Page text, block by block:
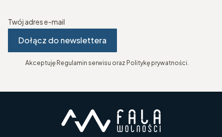
Twój adres e-mail
Dołącz do newslettera
Akceptuję Regulamin serwisu oraz Politykę prywatności.